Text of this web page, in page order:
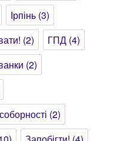
Ірпінь (3)
(2) ГПД (4)
(2)
(2)